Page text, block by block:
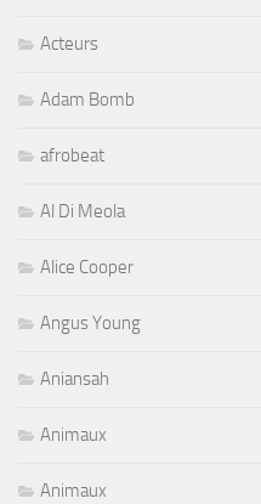
Acteurs
Adam Bomb
afrobeat
Al Di Meola
Alice Cooper
Angus Young
Aniansah
Animaux
Animaux